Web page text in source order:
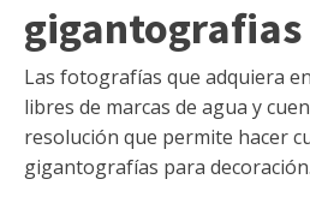
gigantografias
Las fotografías que adquiera
libres de marcas de agua y
resolución que permite hacer
gigantografías para decoración.